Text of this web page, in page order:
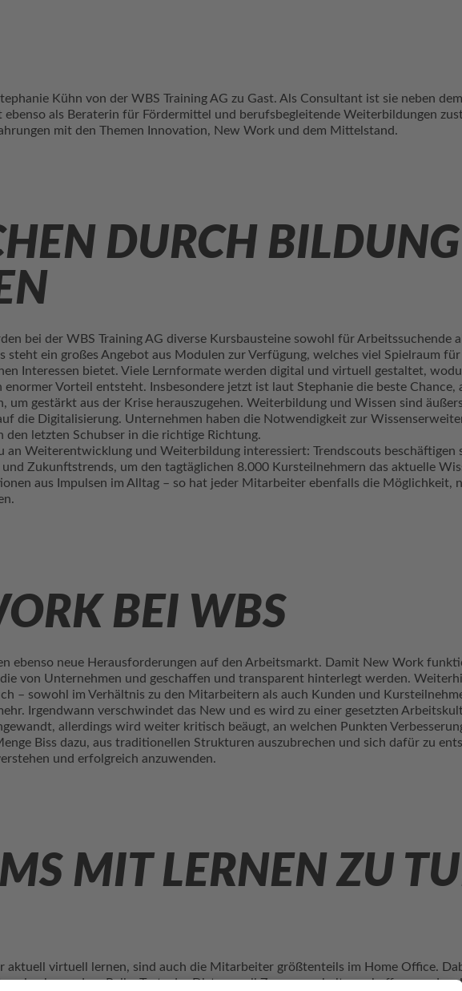
Kühn von der WBS Training AG zu Gast. Als Consultant ist sie neben dem
ebenso als Beraterin für Fördermittel und berufsbegleitende Weiterbildungen
mit den Themen Innovation, New Work und dem Mittelstand.
DURCH BILDUNG
bei der WBS Training AG diverse Kursbausteine sowohl für Arbeitssuchende
steht ein großes Angebot aus Modulen zur Verfügung, welches viel Spielraum
Interessen bietet. Viele Lernformate werden digital und virtuell gestaltet,
Vorteil entsteht. Insbesondere jetzt ist laut Stephanie die beste Chance,
um gestärkt aus der Krise herauszugehen. Weiterbildung und Wissen sind
die Digitalisierung. Unternehmen haben die Notwendigkeit zur
den letzten Schubser in die richtige Richtung.
an Weiterentwicklung und Weiterbildung interessiert: Trendscouts beschäftigen
Zukunftstrends, um den tagtäglichen 8.000 Kursteilnehmern das aktuelle
aus Impulsen im Alltag – so hat jeder Mitarbeiter ebenfalls die Möglichkeit,
BEI WBS
ebenso neue Herausforderungen auf den Arbeitsmarkt. Damit New Work
von Unternehmen und geschaffen und transparent hinterlegt werden.
– sowohl im Verhältnis zu den Mitarbeitern als auch Kunden und
Irgendwann verschwindet das New und es wird zu einer gesetzten
allerdings wird weiter kritisch beäugt, an welchen Punkten
Biss dazu, aus traditionellen Strukturen auszubrechen und sich dafür zu
und erfolgreich anzuwenden.
MIT LERNEN ZU
aktuell virtuell lernen, sind auch die Mitarbeiter größtenteils im Home Office.
eine besondere Rolle: Trotz der Distanz soll Zusammenhalt geschaffen werden.